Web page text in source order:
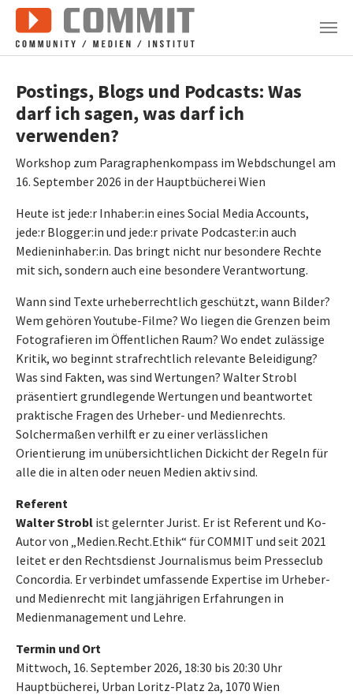
Zum Hauptinhalt springen
Postings, Blogs und Podcasts: Was
darf ich sagen, was darf ich
verwenden?
Workshop zum Paragraphenkompass im Webdschungel am
16. September 2026 in der Hauptbücherei Wien
Heute ist jede:r Inhaber:in eines Social Media Accounts,
jede:r Blogger:in und jede:r private Podcaster:in auch
Medieninhaber:in. Das bringt nicht nur besondere Rechte
mit sich, sondern auch eine besondere Verantwortung.
Wann sind Texte urheberrechtlich geschützt, wann Bilder?
Wem gehören Youtube-Filme? Wo liegen die Grenzen beim
Fotografieren im Öffentlichen Raum? Wo endet zulässige
Kritik, wo beginnt strafrechtlich relevante Beleidigung?
Was sind Fakten, was sind Wertungen? Walter Strobl
präsentiert grundlegende Wertungen und beantwortet
praktische Fragen des Urheber- und Medienrechts.
Solchermaßen verhilft er zu einer verlässlichen
Orientierung im unübersichtlichen Dickicht der Regeln für
alle die in alten oder neuen Medien aktiv sind.
Referent
Walter Strobl ist gelernter Jurist. Er ist Referent und Ko-
Autor von „Medien.Recht.Ethik“ für COMMIT und seit 2021
leitet er den Rechtsdienst Journalismus beim Presseclub
Concordia. Er verbindet umfassende Expertise im Urheber-
und Medienrecht mit langjährigen Erfahrungen in
Medienmanagement und Lehre.
Termin und Ort
Mittwoch, 16. September 2026, 18:30 bis 20:30 Uhr
Hauptbücherei, Urban Loritz-Platz 2a, 1070 Wien